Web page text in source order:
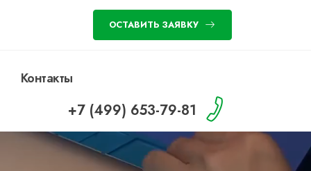
ОСТАВИТЬ ЗАЯВКУ
Контакты
+7 (499) 653-79-81